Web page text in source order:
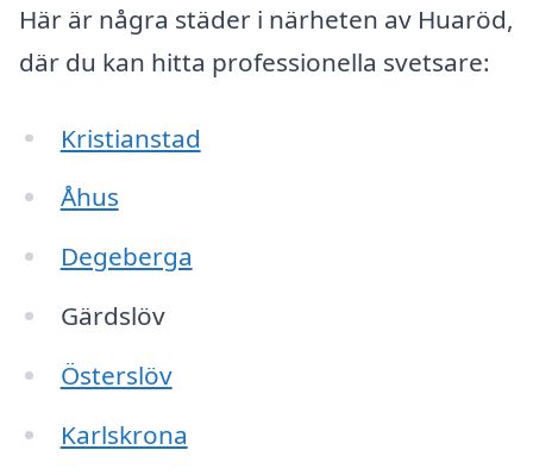
Här är några städer i närheten av Huaröd,
där du kan hitta professionella svetsare:
Kristianstad
Åhus
Degeberga
Gärdslöv
Österslöv
Karlskrona